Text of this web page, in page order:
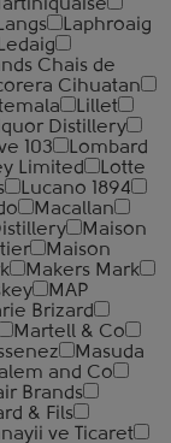
Langs
Laphroaig
Ledaig
Chais de
Cihuatan
Lillet
Distillery
103
Lombard
Limited
Lotte
Lucano 1894
Macallan
Maison
Maison
Makers Mark
MAP
Brizard
Martell & Co
Masuda
and Co
Brands
& Fils
ve Ticaret